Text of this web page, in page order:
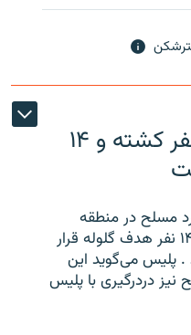
تیراندازی در تورنتو یک نفر کشته و ۱۴
مسلح در منطقه
مرکزی تورنتو ،‌بزرگترین شهر کانادا،۱۴ نفر هدف گلوله قرار
. پلیس می‌گوید این
دردرگیری با پلیس